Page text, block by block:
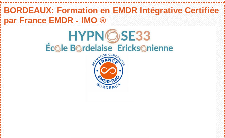
BORDEAUX: Formation en EMDR Intégrative Certifiée
par France EMDR - IMO ®